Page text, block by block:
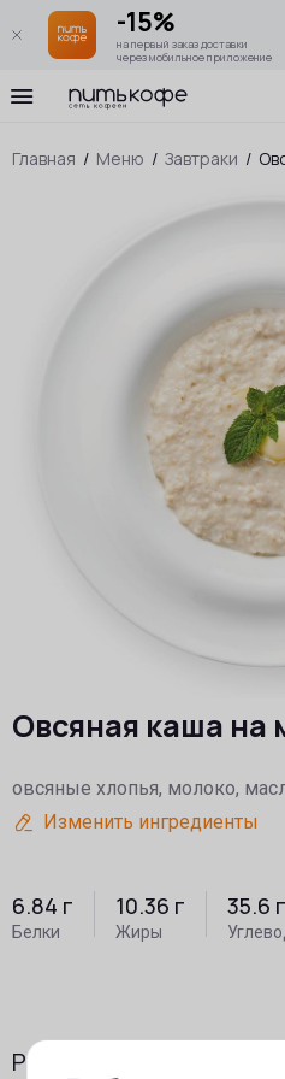
-15%
на первый заказ доставки
через мобильное приложение
Главная / Меню / Завтраки /
Овсяная каша на
овсяные хлопья, молоко,
Изменить ингредиенты
6.84 г
Белки
10.36 г
Жиры
35.6 г
Рекомендуем